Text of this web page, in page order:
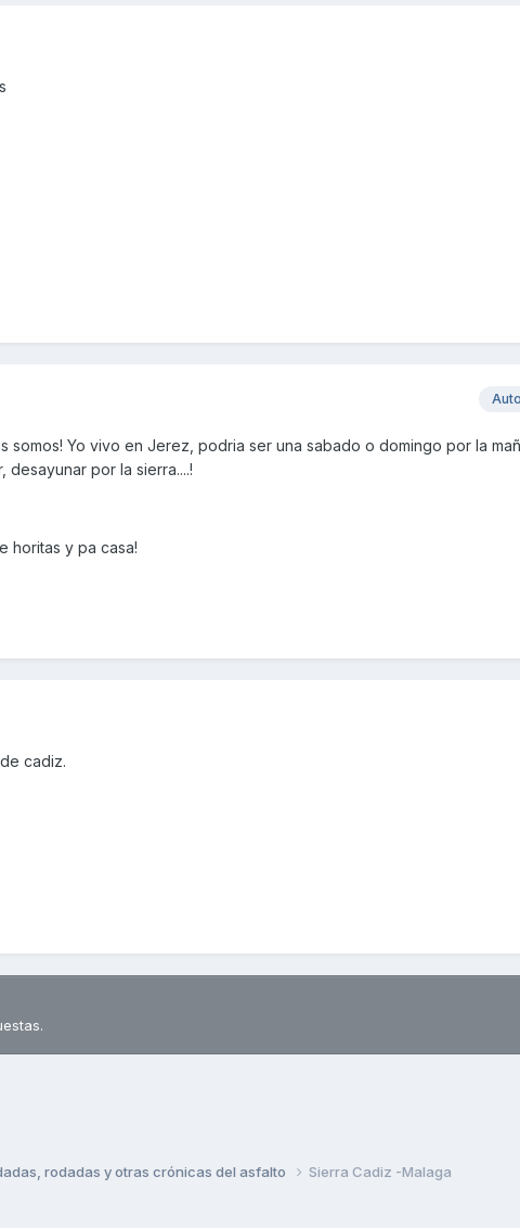
somos! Yo vivo en Jerez, podria ser una sabado o domingo por la
por la sierra....!
horitas y pa casa!
cadiz.
rodadas y otras crónicas del asfalto Sierra Cadiz -Malaga